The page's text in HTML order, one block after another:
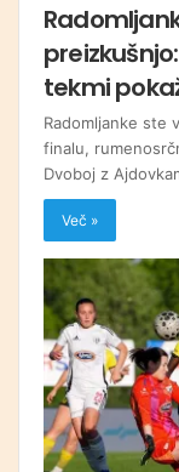
tekmi
Radomljanke ste
finalu,
Dvoboj z
Več »